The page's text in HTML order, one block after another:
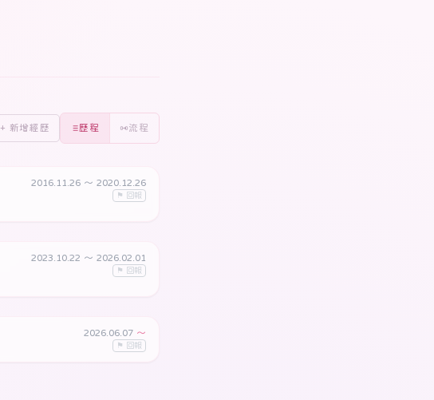
+ 新增經歷 歷程 流程
2016.11.26 〜 2020.12.26
⚑ 回報
2023.10.22 〜 2026.02.01
⚑ 回報
2026.06.07 〜
⚑ 回報